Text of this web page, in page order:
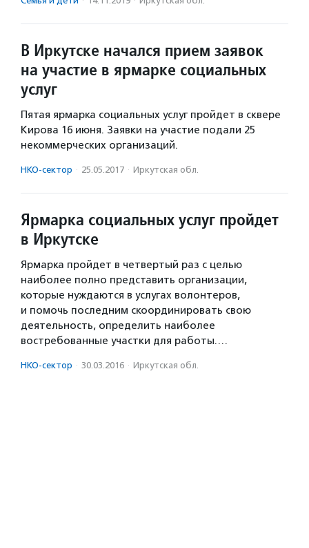
В Иркутске начался прием заявок
на участие в ярмарке социальных
услуг
Пятая ярмарка социальных услуг пройдет в сквере
Кирова 16 июня. Заявки на участие подали 25
некоммерческих организаций.
НКО-сектор · 25.05.2017 · Иркутская обл.
Ярмарка социальных услуг пройдет
в Иркутске
Ярмарка пройдет в четвертый раз с целью
наиболее полно представить организации,
которые нуждаются в услугах волонтеров,
и помочь последним скоординировать свою
деятельность, определить наиболее
востребованные участки для работы.…
НКО-сектор · 30.03.2016 · Иркутская обл.